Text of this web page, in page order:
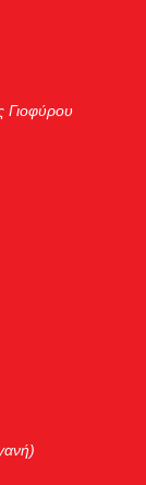
Γιοφύρου